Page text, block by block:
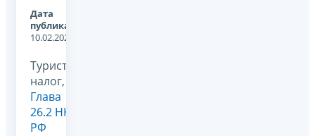
Дата
публикации:
10.02.2026
Туристический
налог,
Глава
26.2 НК
РФ